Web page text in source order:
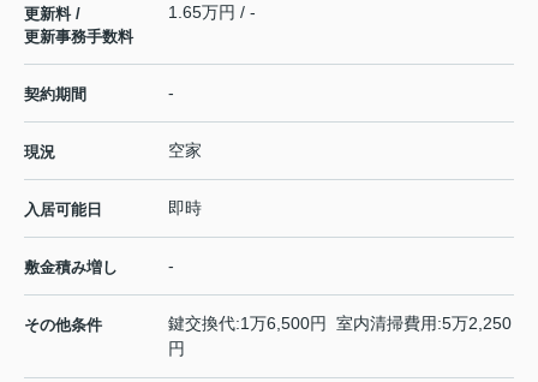
更新料 /
更新事務手数料
1.65万円 / -
契約期間 -
現況 空家
入居可能日 即時
敷金積み増し -
その他条件
鍵交換代:1万6,500円 室内清掃費用:5万2,250
円